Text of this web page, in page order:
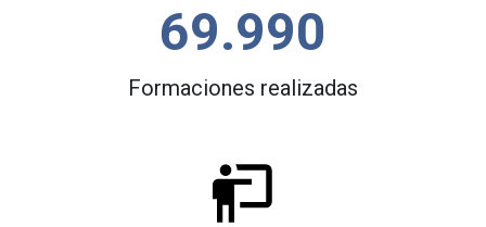
69.990
Formaciones realizadas